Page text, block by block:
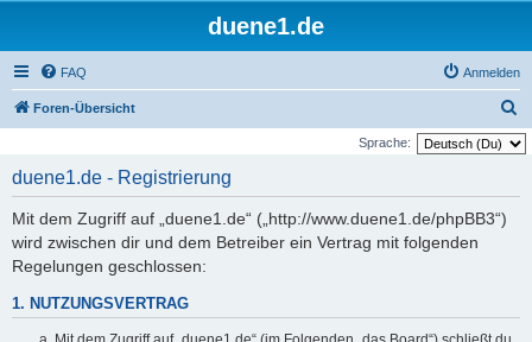
duene1.de
FAQ Anmelden
Foren-Übersicht
u
Sprache:
duene1.de - Registrierung
Mit dem Zugriff auf „duene1.de“ („http://www.duene1.de/phpBB3“)
wird zwischen dir und dem Betreiber ein Vertrag mit folgenden
Regelungen geschlossen:
1. NUTZUNGSVERTRAG